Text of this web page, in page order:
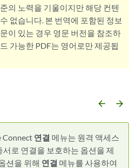
의 노력을 기울이지만 해당 컨텐
없습니다. 본 번역에 포함된 정보
이 있는 경우 영문 버전을 참조하
가능한 PDF는 영어로만 제공됩
arrow_backward arrow_forward
Connect 연결 메뉴는 원격 액세스
로 연결을 보호하는 옵션을 제
션을 위해 연결 메뉴를 사용하여